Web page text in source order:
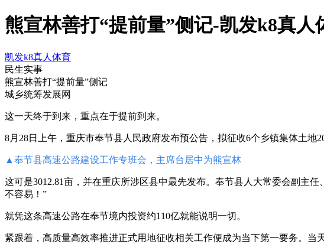
熊宣林善打“提前量”侧记-凯发k8真人
凯发k8真人体育
民生实事
熊宣林善打“提前量”侧记
城乡统筹发展网
这一天终于到来，重点在于提前到来。
8月28日上午，重庆市奉节县人民政府发布预公告，拟征收6个乡镇集体土地
▲奉节县高速公路建设工作专班会，主席台居中为熊宣林
这可是3012.81亩，并在重庆所涉区县中最先发布。奉节县人大常委会副主
不容易！”
就凭这条高速公路在奉节境内投资约110亿就能说明一切。
紧跟着，高质量高效率推进正式用地征收相关工作便成为当下第一要务。